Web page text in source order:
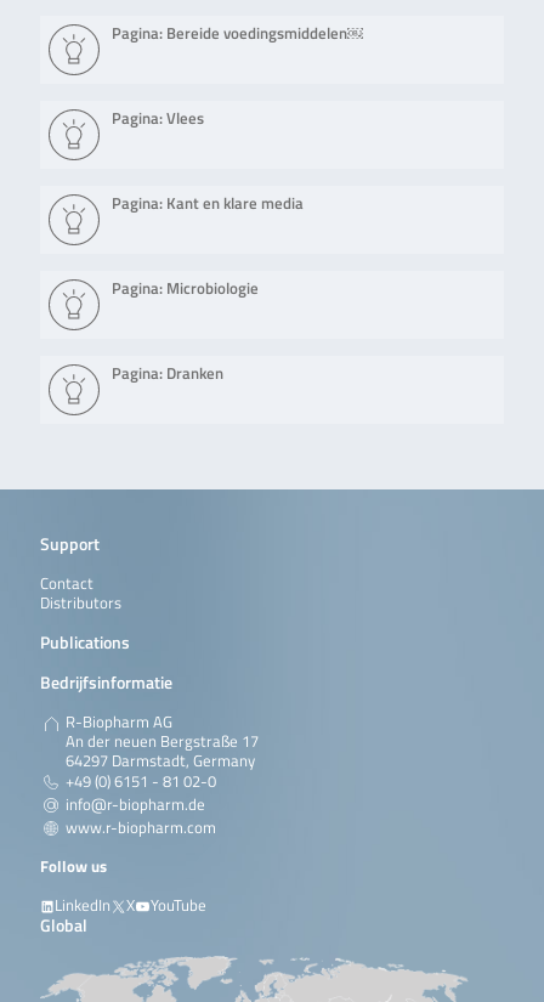
Pagina: Bereide voedingsmiddelen￼
Pagina: Vlees
Pagina: Kant en klare media
Pagina: Microbiologie
Pagina: Dranken
Support
Contact
Distributors
Publications
Bedrijfsinformatie
R-Biopharm AG
An der neuen Bergstraße 17
64297 Darmstadt, Germany
+49 (0) 6151 - 81 02-0
info@r-biopharm.de
www.r-biopharm.com
Follow us
LinkedIn
X YouTube
Global